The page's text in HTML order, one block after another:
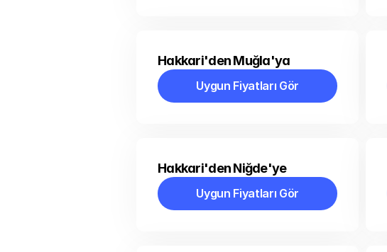
Hakkari'den Muğla'ya
Uygun Fiyatları Gör
Uygun Fiyatları Gör
Hakkari'den Niğde'ye
Uygun Fiyatları Gör
Uygun Fiyatları Gör